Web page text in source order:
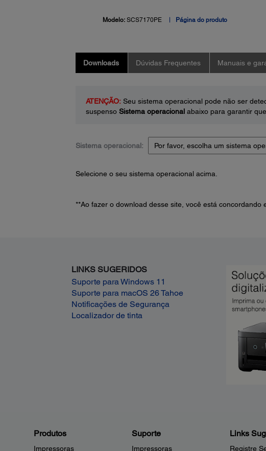
Modelo: SCS7170PE Página do produto
Downloads Dúvidas Frequentes Manuais e
ATENÇÃO:Seu sistema operacional pode não ser
suspenso Sistema operacionalabaixo para garantir
Sistema operacional:
Selecione o seu sistema operacional acima.
**Ao fazer o download desse site, você está
LINKS SUGERIDOS
Suporte para Windows 11
Suporte para macOS 26 Tahoe
Notificações de Segurança
Localizador de tinta
Produtos
Impressoras
Suporte
Impressoras
Links
Registre